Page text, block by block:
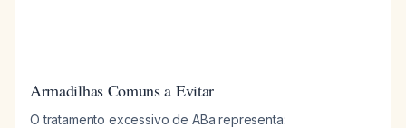
Armadilhas Comuns a Evitar
O tratamento excessivo de ABa representa: